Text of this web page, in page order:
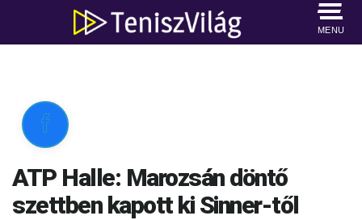
MENU

ATP Halle: Marozsán döntő
szettben kapott ki Sinner-től